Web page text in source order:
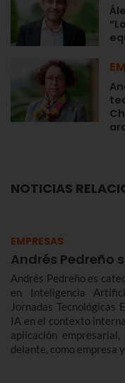
NOTICIAS
EMPRESAS
Andrés Pedreño
Andrés Pedreño es
en Inteligencia
Jornadas Tecnológicas
IA en el contexto
aplicación
delante, como empresa